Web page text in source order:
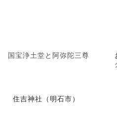
国宝浄土堂と阿弥陀三尊
住吉神社（明石市）